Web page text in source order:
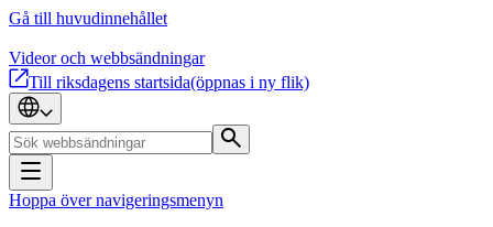
Gå till huvudinnehållet
Videor och webbsändningar
Till riksdagens startsida(öppnas i ny flik)
Hoppa över navigeringsmenyn